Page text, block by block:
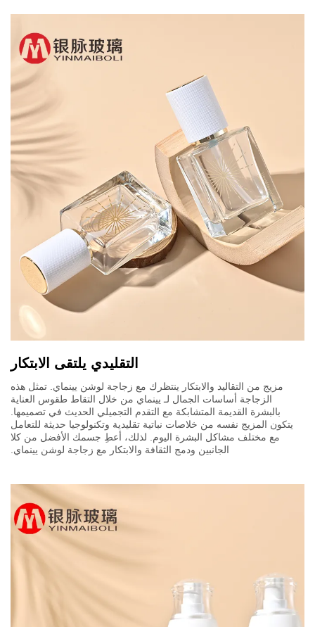
التقليدي يلتقى الابتكار
مزيج من التقاليد والابتكار ينتظرك مع زجاجة لوشن يينماي. تمثل هذه
الزجاجة أساسات الجمال لـ يينماي من خلال التقاط طقوس العناية
بالبشرة القديمة المتشابكة مع التقدم التجميلي الحديث في تصميمها.
يتكون المزيج نفسه من خلاصات نباتية تقليدية وتكنولوجيا حديثة للتعامل
مع مختلف مشاكل البشرة اليوم. لذلك، أعطِ جسمك الأفضل من كلا
الجانبين ودمج الثقافة والابتكار مع زجاجة لوشن يينماي.